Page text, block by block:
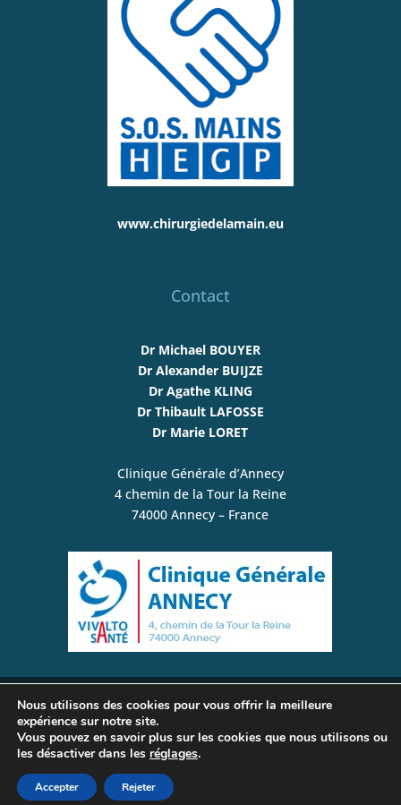
www.chirurgiedelamain.eu
Contact
Dr Michael BOUYER
Dr Alexander BUIJZE
Dr Agathe KLING
Dr Thibault LAFOSSE
Dr Marie LORET
Clinique Générale d’Annecy
4 chemin de la Tour la Reine
74000 Annecy – France
© www.plexusbrachial-microchirurgie.com /
Chirurgie de la Main, du Membre Supérieur, du
Plexus Brachial et des Nerfs Périphériques | Tous
droits réservés –Mentions légales
Nous utilisons des cookies pour vous offrir la meilleure
expérience sur notre site.
Vous pouvez en savoir plus sur les cookies que nous utilisons ou
les désactiver dans les réglages.
Accepter Rejeter